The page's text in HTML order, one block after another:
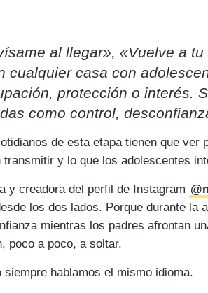
al llegar», «Vuelve a
cualquier casa con
protección o interés.
como control,
de esta etapa tienen que ver
y lo que los adolescentes
y creadora del perfil de Instagram
los dos lados. Porque durante la
mientras los padres afrontan
poco a poco, a soltar.
hablamos el mismo idioma.